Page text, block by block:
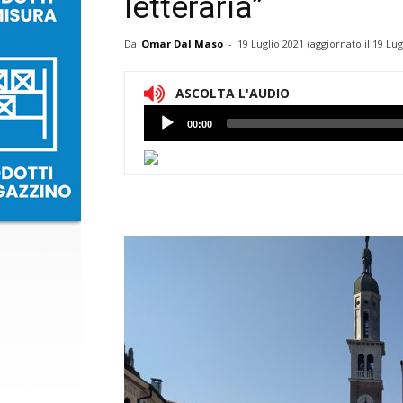
letteraria”
Da Omar Dal Maso - 19 Luglio 2021 (aggiornato il 19
ASCOLTA L'AUDIO
Lettore
Audio
00:00